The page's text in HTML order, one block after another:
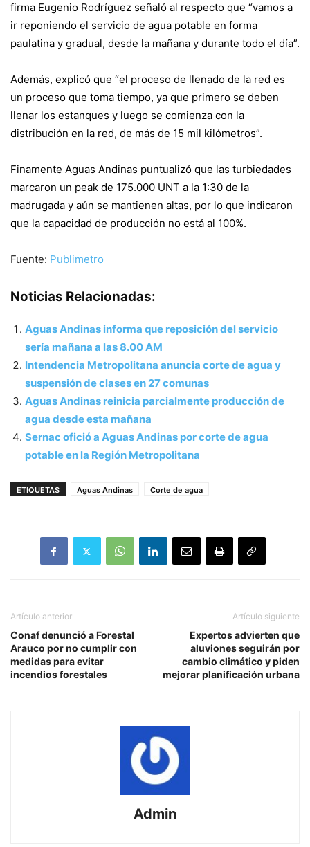
firma Eugenio Rodríguez señaló al respecto que “vamos a
ir reponiendo el servicio de agua potable en forma
paulatina y gradual, desde la mañana y durante todo el día”.
Además, explicó que “el proceso de llenado de la red es
un proceso que toma tiempo, ya que primero se deben
llenar los estanques y luego se comienza con la
distribución en la red, de más de 15 mil kilómetros”.
Finamente Aguas Andinas puntualizó que las turbiedades
marcaron un peak de 175.000 UNT a la 1:30 de la
madrugada y aún se mantienen altas, por lo que indicaron
que la capacidad de producción no está al 100%.
Fuente: Publimetro
Noticias Relacionadas:
Aguas Andinas informa que reposición del servicio
sería mañana a las 8.00 AM
Intendencia Metropolitana anuncia corte de agua y
suspensión de clases en 27 comunas
Aguas Andinas reinicia parcialmente producción de
agua desde esta mañana
Sernac ofició a Aguas Andinas por corte de agua
potable en la Región Metropolitana
ETIQUETAS Aguas Andinas Corte de agua
Artículo anterior
Conaf denunció a Forestal
Arauco por no cumplir con
medidas para evitar
incendios forestales
Artículo siguiente
Expertos advierten que
aluviones seguirán por
cambio climático y piden
mejorar planificación urbana
Admin